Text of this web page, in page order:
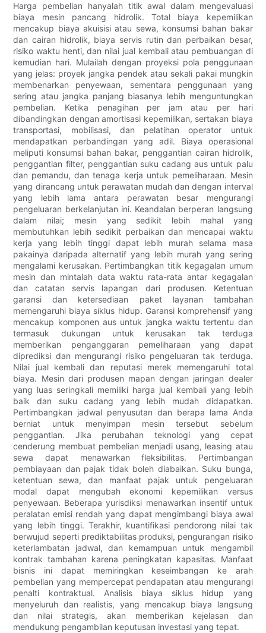
Harga pembelian hanyalah titik awal dalam mengevaluasi
biaya mesin pancang hidrolik. Total biaya kepemilikan
mencakup biaya akuisisi atau sewa, konsumsi bahan bakar
dan cairan hidrolik, biaya servis rutin dan perbaikan besar,
risiko waktu henti, dan nilai jual kembali atau pembuangan di
kemudian hari. Mulailah dengan proyeksi pola penggunaan
yang jelas: proyek jangka pendek atau sekali pakai mungkin
membenarkan penyewaan, sementara penggunaan yang
sering atau jangka panjang biasanya lebih menguntungkan
pembelian. Ketika penagihan per jam atau per hari
dibandingkan dengan amortisasi kepemilikan, sertakan biaya
transportasi, mobilisasi, dan pelatihan operator untuk
mendapatkan perbandingan yang adil. Biaya operasional
meliputi konsumsi bahan bakar, penggantian cairan hidrolik,
penggantian filter, penggantian suku cadang aus untuk palu
dan pemandu, dan tenaga kerja untuk pemeliharaan. Mesin
yang dirancang untuk perawatan mudah dan dengan interval
yang lebih lama antara perawatan besar mengurangi
pengeluaran berkelanjutan ini. Keandalan berperan langsung
dalam nilai; mesin yang sedikit lebih mahal yang
membutuhkan lebih sedikit perbaikan dan mencapai waktu
kerja yang lebih tinggi dapat lebih murah selama masa
pakainya daripada alternatif yang lebih murah yang sering
mengalami kerusakan. Pertimbangkan titik kegagalan umum
mesin dan mintalah data waktu rata-rata antar kegagalan
dan catatan servis lapangan dari produsen. Ketentuan
garansi dan ketersediaan paket layanan tambahan
memengaruhi biaya siklus hidup. Garansi komprehensif yang
mencakup komponen aus untuk jangka waktu tertentu dan
termasuk dukungan untuk kerusakan tak terduga
memberikan penganggaran pemeliharaan yang dapat
diprediksi dan mengurangi risiko pengeluaran tak terduga.
Nilai jual kembali dan reputasi merek memengaruhi total
biaya. Mesin dari produsen mapan dengan jaringan dealer
yang luas seringkali memiliki harga jual kembali yang lebih
baik dan suku cadang yang lebih mudah didapatkan.
Pertimbangkan jadwal penyusutan dan berapa lama Anda
berniat untuk menyimpan mesin tersebut sebelum
penggantian. Jika perubahan teknologi yang cepat
cenderung membuat pembelian menjadi usang, leasing atau
sewa dapat menawarkan fleksibilitas. Pertimbangan
pembiayaan dan pajak tidak boleh diabaikan. Suku bunga,
ketentuan sewa, dan manfaat pajak untuk pengeluaran
modal dapat mengubah ekonomi kepemilikan versus
penyewaan. Beberapa yurisdiksi menawarkan insentif untuk
peralatan emisi rendah yang dapat mengimbangi biaya awal
yang lebih tinggi. Terakhir, kuantifikasi pendorong nilai tak
berwujud seperti prediktabilitas produksi, pengurangan risiko
keterlambatan jadwal, dan kemampuan untuk mengambil
kontrak tambahan karena peningkatan kapasitas. Manfaat
bisnis ini dapat memiringkan keseimbangan ke arah
pembelian yang mempercepat pendapatan atau mengurangi
penalti kontraktual. Analisis biaya siklus hidup yang
menyeluruh dan realistis, yang mencakup biaya langsung
dan nilai strategis, akan memberikan kejelasan dan
mendukung pengambilan keputusan investasi yang tepat.